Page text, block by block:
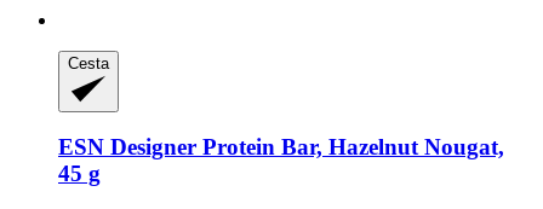
Cesta
ESN Designer Protein Bar, Hazelnut Nougat,
45 g